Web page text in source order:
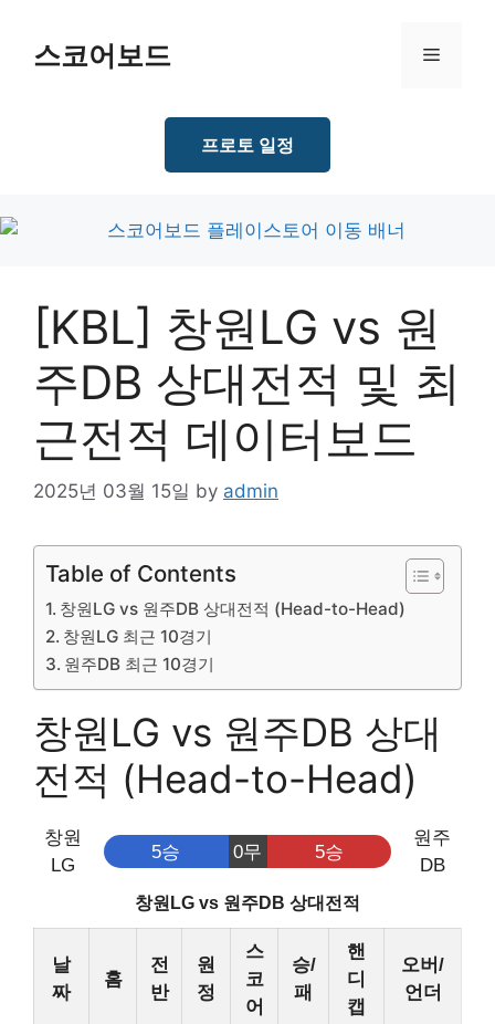
content스코어보드 Menu
프로토 일정
[KBL] 창원LG vs 원
주DB 상대전적 및 최
근전적 데이터보드
2025년 03월 15일 by admin
Table of Contents
창원LG vs 원주DB 상대전적 (Head-to-Head)
창원LG 최근 10경기
원주DB 최근 10경기
창원LG vs 원주DB 상대
전적 (Head-to-Head)
창원
LG
5승 0무 5승
원주
DB
창원LG vs 원주DB 상대전적
날
짜
홈
전
반
원
정
스
코
어
승/
패
핸
디
캡
오버/
언더